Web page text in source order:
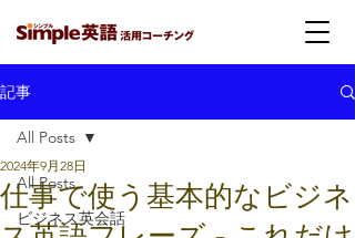
記事
All Posts
ビジネス英会話
All Posts
仕事で使う基本的なビジネ
2024年9月28日